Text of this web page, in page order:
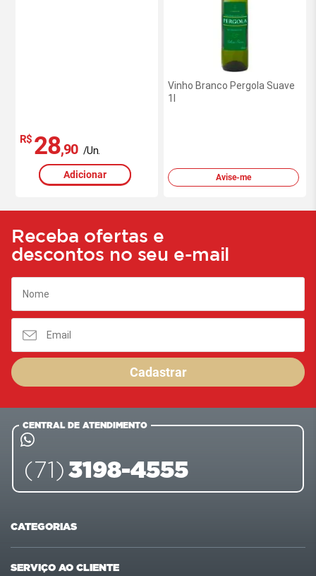
R$ 28,90 /Un.
Adicionar
Vinho Branco Pergola Suave
1l
Avise-me
Receba ofertas e
descontos no seu e-mail
Cadastrar
CENTRAL DE ATENDIMENTO
(71) 3198-4555
CATEGORIAS
SERVIÇO AO CLIENTE